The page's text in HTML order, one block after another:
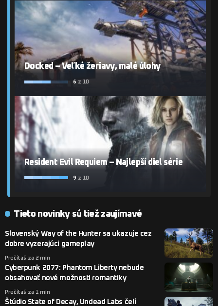
Docked – Veľké žeriavy, malé úlohy
6 z 10
Resident Evil Requiem – Najlepší diel série
9 z 10
Tieto novinky sú tiež zaujímavé
Slovenský Way of the Hunter sa ukazuje cez
dobre vyzerajúci gameplay
Prečítaš za 2 min
Cyberpunk 2077: Phantom Liberty nebude
obsahovať nové možnosti romantiky
Prečítaš za 1 min
Štúdio State of Decay, Undead Labs čelí